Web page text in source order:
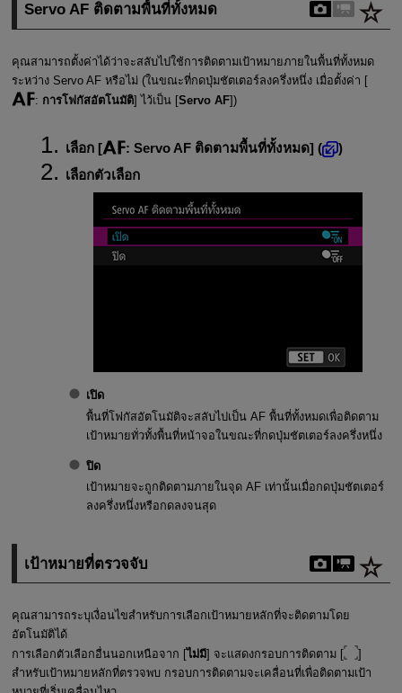
Servo AF ติดตามพื้นที่ทั้งหมด
คุณสามารถตั้งค่าได้ว่าจะสลับไปใช้การติดตามเป้าหมายภายในพื้นที่ทั้งหมด
ระหว่าง Servo AF หรือไม่ (ในขณะที่กดปุ่มชัตเตอร์ลงครึ่งหนึ่ง เมื่อตั้งค่า [
: การโฟกัสอัตโนมัติ] ไว้เป็น [Servo AF])
เลือก [ : Servo AF ติดตามพื้นที่ทั้งหมด] (
)
เลือกตัวเลือก
เปิด
พื้นที่โฟกัสอัตโนมัติจะสลับไปเป็น AF พื้นที่ทั้งหมดเพื่อติดตาม
เป้าหมายทั่วทั้งพื้นที่หน้าจอในขณะที่กดปุ่มชัตเตอร์ลงครึ่งหนึ่ง
ปิด
เป้าหมายจะถูกติดตามภายในจุด AF เท่านั้นเมื่อกดปุ่มชัตเตอร์
ลงครึ่งหนึ่งหรือกดลงจนสุด
เป้าหมายที่ตรวจจับ
คุณสามารถระบุเงื่อนไขสำหรับการเลือกเป้าหมายหลักที่จะติดตามโดย
อัตโนมัติได้
การเลือกตัวเลือกอื่นนอกเหนือจาก [ไม่มี] จะแสดงกรอบการติดตาม [
]
สำหรับเป้าหมายหลักที่ตรวจพบ กรอบการติดตามจะเคลื่อนที่เพื่อติดตามเป้า